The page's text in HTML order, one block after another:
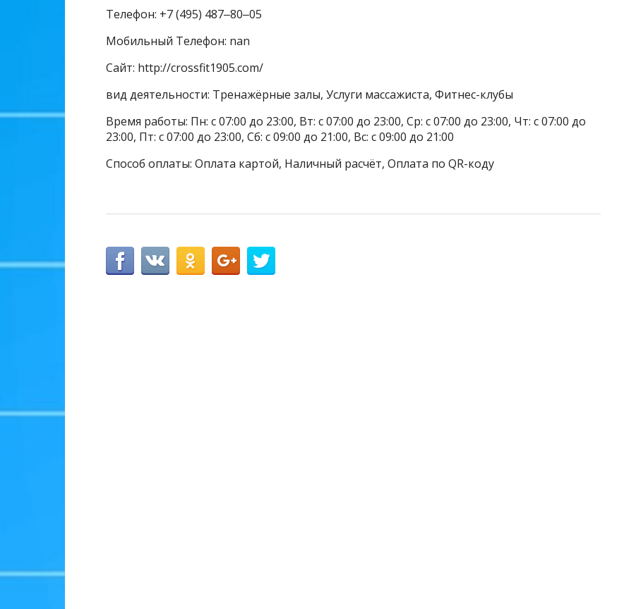
Телефон: +7 (495) 487‒80‒05
Мобильный Телефон: nan
Сайт: http://crossfit1905.com/
вид деятельности: Тренажёрные залы, Услуги массажиста, Фитнес-клубы
Время работы: Пн: с 07:00 до 23:00, Вт: с 07:00 до 23:00, Ср: с 07:00 до 23:00, Чт: с 07:00 до
23:00, Пт: с 07:00 до 23:00, Сб: с 09:00 до 21:00, Вс: с 09:00 до 21:00
Способ оплаты: Оплата картой, Наличный расчёт, Оплата по QR-коду